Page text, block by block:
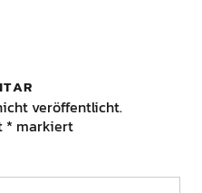
veröffentlicht.
* markiert